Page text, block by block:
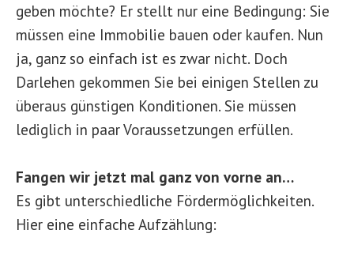
geben möchte? Er stellt nur eine Bedingung: Sie
müssen eine Immobilie bauen oder kaufen. Nun
ja, ganz so einfach ist es zwar nicht. Doch
Darlehen gekommen Sie bei einigen Stellen zu
überaus günstigen Konditionen. Sie müssen
lediglich in paar Voraussetzungen erfüllen.
Fangen wir jetzt mal ganz von vorne an…
Es gibt unterschiedliche Fördermöglichkeiten.
Hier eine einfache Aufzählung: